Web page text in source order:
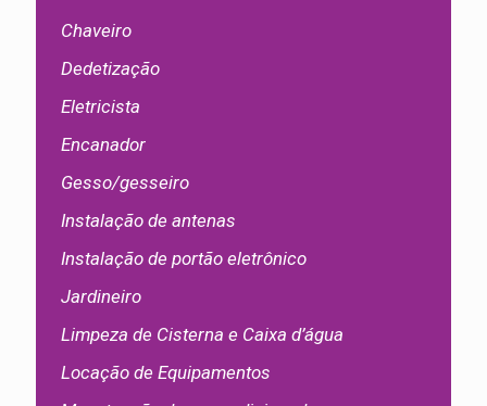
Chaveiro
Dedetização
Eletricista
Encanador
Gesso/gesseiro
Instalação de antenas
Instalação de portão eletrônico
Jardineiro
Limpeza de Cisterna e Caixa d’água
Locação de Equipamentos